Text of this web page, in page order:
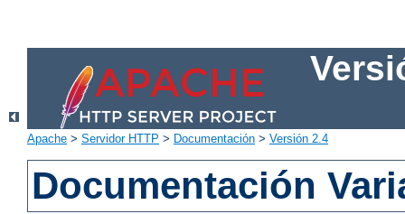
Apache > Servidor HTTP > Documentación > Versión 2.4
Documentación